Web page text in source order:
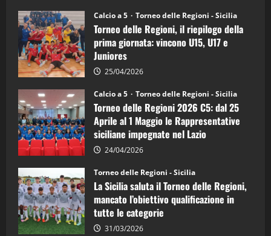
Juniores
è
vicecampione
d’Italia
Calcio a 5 Torneo delle Regioni - Sicilia
Torneo delle Regioni, il riepilogo della
prima giornata: vincono U15, U17 e
Juniores
25/04/2026
Calcio a 5 Torneo delle Regioni - Sicilia
Torneo delle Regioni 2026 C5: dal 25
Aprile al 1 Maggio le Rappresentative
siciliane impegnate nel Lazio
24/04/2026
Torneo delle Regioni - Sicilia
La Sicilia saluta il Torneo delle Regioni,
mancato l’obiettivo qualificazione in
tutte le categorie
31/03/2026